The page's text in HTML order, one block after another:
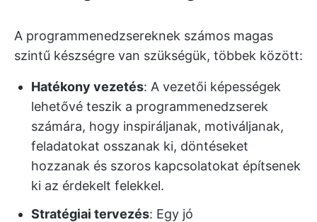
A programmenedzsereknek számos magas
szintű készségre van szükségük, többek között:
Hatékony vezetés: A vezetői képességek
lehetővé teszik a programmenedzserek
számára, hogy inspiráljanak, motiváljanak,
feladatokat osszanak ki, döntéseket
hozzanak és szoros kapcsolatokat építsenek
ki az érdekelt felekkel.
Stratégiai tervezés: Egy jó